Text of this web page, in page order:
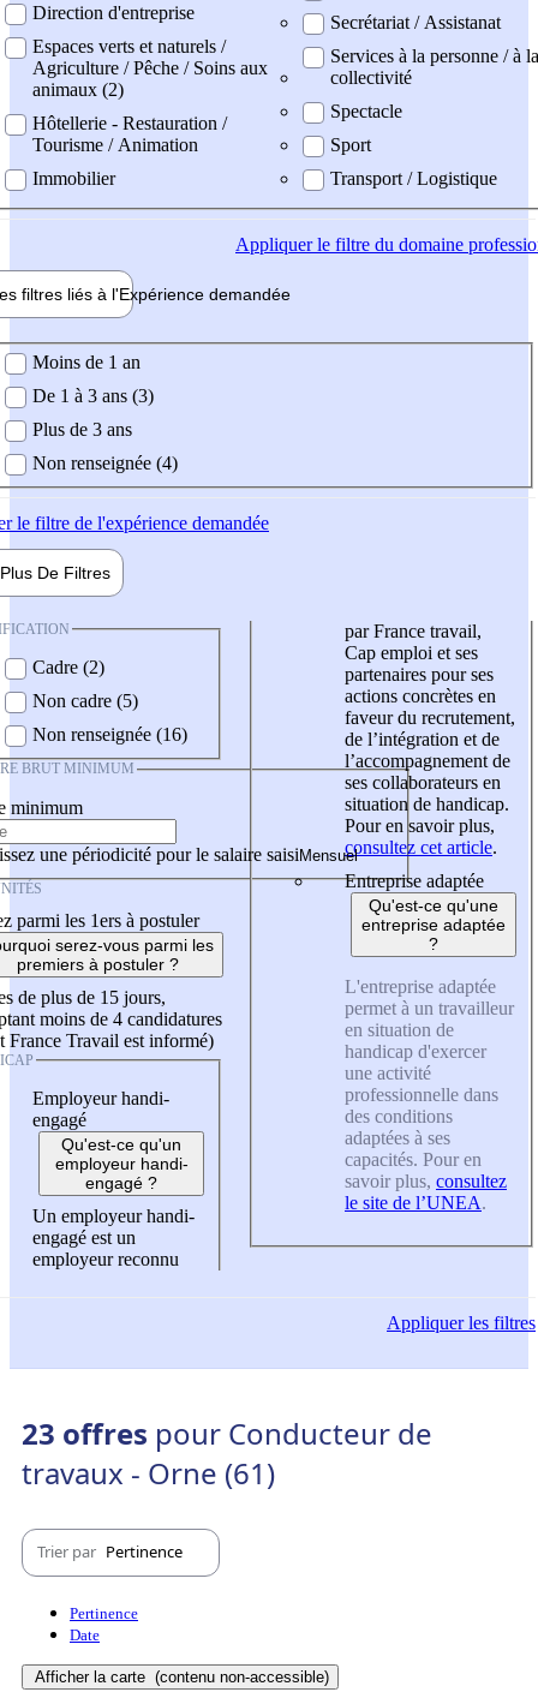
Direction d'entreprise
Espaces verts et naturels /
Agriculture / Pêche / Soins aux
animaux (2)
Hôtellerie - Restauration /
Tourisme / Animation
Immobilier
Secrétariat / Assistanat
Services à la personne / à la
collectivité
Spectacle
Sport
Transport / Logistique
Appliquerle filtre du domaine
filtres liés à l'Expérience demandée
demandée
Moins de 1 an
De 1 à 3 ans (3)
Plus de 3 ans
Non renseignée (4)
le filtre de l'expérience demandée
Plus De Filtres
Cadre (2)
Non cadre (5)
Non renseignée (16)
BRUT MINIMUM
minimum
une périodicité pour le salaire saisi
parmi les 1ers à postuler
serez-vous parmi les
premiers à postuler ?
de plus de 15 jours,
moins de 4 candidatures
France Travail est informé)
Employeur handi-
engagé
Qu'est-ce qu'un
employeur handi-
engagé ?
Un employeur handi-
engagé est un
employeur reconnu
par France travail,
Cap emploi et ses
partenaires pour ses
actions concrètes en
faveur du recrutement,
de l’intégration et de
l’accompagnement de
ses collaborateurs en
situation de handicap.
Pour en savoir plus,
consultez cet article.
Entreprise adaptée
Qu'est-ce qu'une
entreprise adaptée
?
L'entreprise adaptée
permet à un travailleur
en situation de
handicap d'exercer
une activité
professionnelle dans
des conditions
adaptées à ses
capacités. Pour en
savoir plus, consultez
le site de l’UNEA.
Appliquerles filtres
23 offres pour Conducteur de
travaux - Orne (61)
Trier par Pertinence
Pertinence
Date
Afficher la carte (contenu non-accessible)